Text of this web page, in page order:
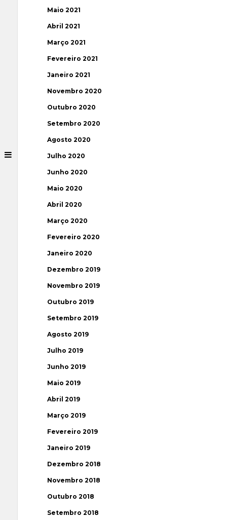
Maio 2021
Abril 2021
Março 2021
Fevereiro 2021
Janeiro 2021
Novembro 2020
Outubro 2020
Setembro 2020
Agosto 2020
Julho 2020
Junho 2020
Maio 2020
Abril 2020
Março 2020
Fevereiro 2020
Janeiro 2020
Dezembro 2019
Novembro 2019
Outubro 2019
Setembro 2019
Agosto 2019
Julho 2019
Junho 2019
Maio 2019
Abril 2019
Março 2019
Fevereiro 2019
Janeiro 2019
Dezembro 2018
Novembro 2018
Outubro 2018
Setembro 2018